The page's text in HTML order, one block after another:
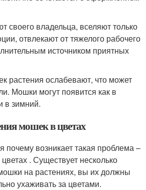
своего владельца, вселяют только
отвлекают от тяжелого рабочего
источником приятных
растения ослабевают, что может
Мошки могут появится как в
в зимний.
мошек в цветах
почему возникает такая проблема –
. Существует несколько
на растениях, вы их должны
ухаживать за цветами.